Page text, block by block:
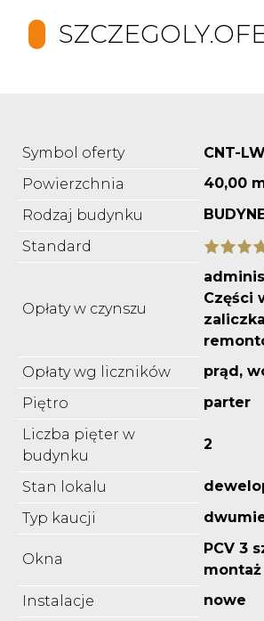
Symbol oferty
CNT-
Powierzchnia
40,00
Rodzaj budynku
Standard
Opłaty w czynszu
Części
Opłaty wg liczników
prąd,
Piętro
parter
Liczba pięter w
budynku
2
Stan lokalu
Typ kaucji
Okna
PCV 3
montaż
Instalacje
nowe